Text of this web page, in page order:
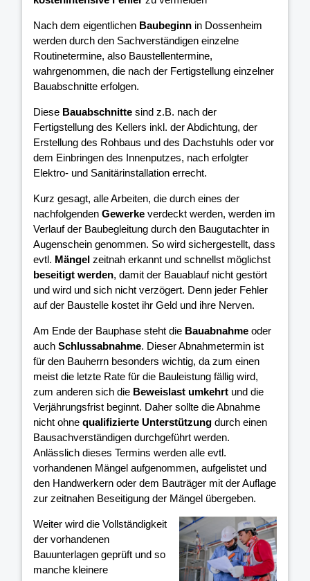
Nach dem eigentlichen Baubeginn in Dossenheim
werden durch den Sachverständigen einzelne
Routinetermine, also Baustellentermine,
wahrgenommen, die nach der Fertigstellung einzelner
Bauabschnitte erfolgen.
Diese Bauabschnitte sind z.B. nach der
Fertigstellung des Kellers inkl. der Abdichtung, der
Erstellung des Rohbaus und des Dachstuhls oder vor
dem Einbringen des Innenputzes, nach erfolgter
Elektro- und Sanitärinstallation errecht.
Kurz gesagt, alle Arbeiten, die durch eines der
nachfolgenden Gewerke verdeckt werden, werden im
Verlauf der Baubegleitung durch den Baugutachter in
Augenschein genommen. So wird sichergestellt, dass
evtl. Mängel zeitnah erkannt und schnellst möglichst
beseitigt werden, damit der Bauablauf nicht gestört
und wird und sich nicht verzögert. Denn jeder Fehler
auf der Baustelle kostet ihr Geld und ihre Nerven.
Am Ende der Bauphase steht die Bauabnahme oder
auch Schlussabnahme. Dieser Abnahmetermin ist
für den Bauherrn besonders wichtig, da zum einen
meist die letzte Rate für die Bauleistung fällig wird,
zum anderen sich die Beweislast umkehrt und die
Verjährungsfrist beginnt. Daher sollte die Abnahme
nicht ohne qualifizierte Unterstützung durch einen
Bausachverständigen durchgeführt werden.
Anlässlich dieses Termins werden alle evtl.
vorhandenen Mängel aufgenommen, aufgelistet und
den Handwerkern oder dem Bauträger mit der Auflage
zur zeitnahen Beseitigung der Mängel übergeben.
Weiter wird die Vollständigkeit
der vorhandenen
Bauunterlagen geprüft und so
manche kleinere